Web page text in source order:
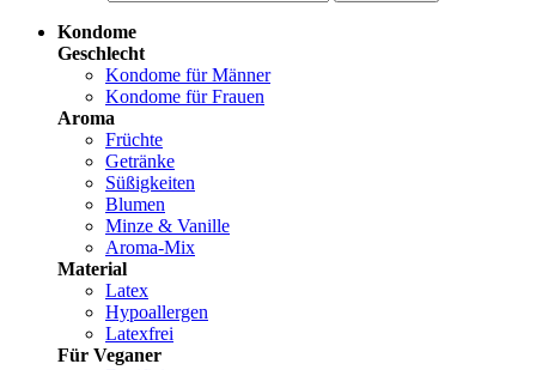
Kondome
Geschlecht
Kondome für Männer
Kondome für Frauen
Aroma
Früchte
Getränke
Süßigkeiten
Blumen
Minze & Vanille
Aroma-Mix
Material
Latex
Hypoallergen
Latexfrei
Für Veganer